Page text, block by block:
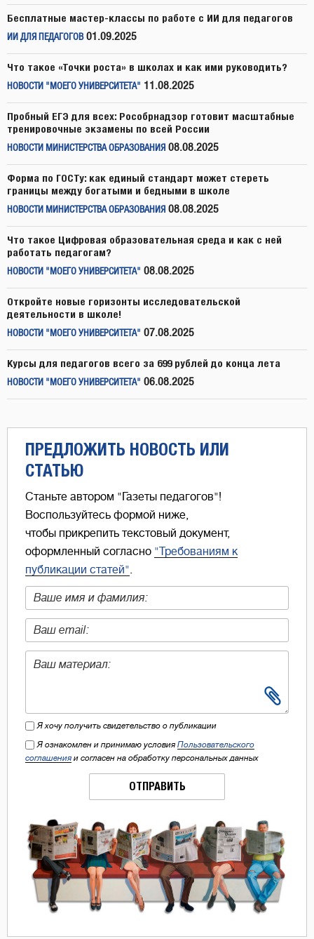
Бесплатные мастер-классы по работе с ИИ для педагогов
ИИ ДЛЯ ПЕДАГОГОВ 01.09.2025
Что такое «Точки роста» в школах и как ими руководить?
НОВОСТИ "МОЕГО УНИВЕРСИТЕТА" 11.08.2025
Пробный ЕГЭ для всех: Рособрнадзор готовит масштабные
тренировочные экзамены по всей России
НОВОСТИ МИНИСТЕРСТВА ОБРАЗОВАНИЯ 08.08.2025
Форма по ГОСТу: как единый стандарт может стереть
границы между богатыми и бедными в школе
НОВОСТИ МИНИСТЕРСТВА ОБРАЗОВАНИЯ 08.08.2025
Что такое Цифровая образовательная среда и как с ней
работать педагогам?
НОВОСТИ "МОЕГО УНИВЕРСИТЕТА" 08.08.2025
Откройте новые горизонты исследовательской
деятельности в школе!
НОВОСТИ "МОЕГО УНИВЕРСИТЕТА" 07.08.2025
Курсы для педагогов всего за 699 рублей до конца лета
НОВОСТИ "МОЕГО УНИВЕРСИТЕТА" 06.08.2025
ПРЕДЛОЖИТЬ НОВОСТЬ ИЛИ
СТАТЬЮ
Станьте автором "Газеты педагогов"!
Воспользуйтесь формой ниже,
чтобы прикрепить текстовый документ,
оформленный согласно "Требованиям к
публикации статей"
Я хочу получить свидетельство о публикации
Я ознакомлен и принимаю условия Пользовательского
соглашения и согласен на обработку персональных данных
ОТПРАВИТЬ